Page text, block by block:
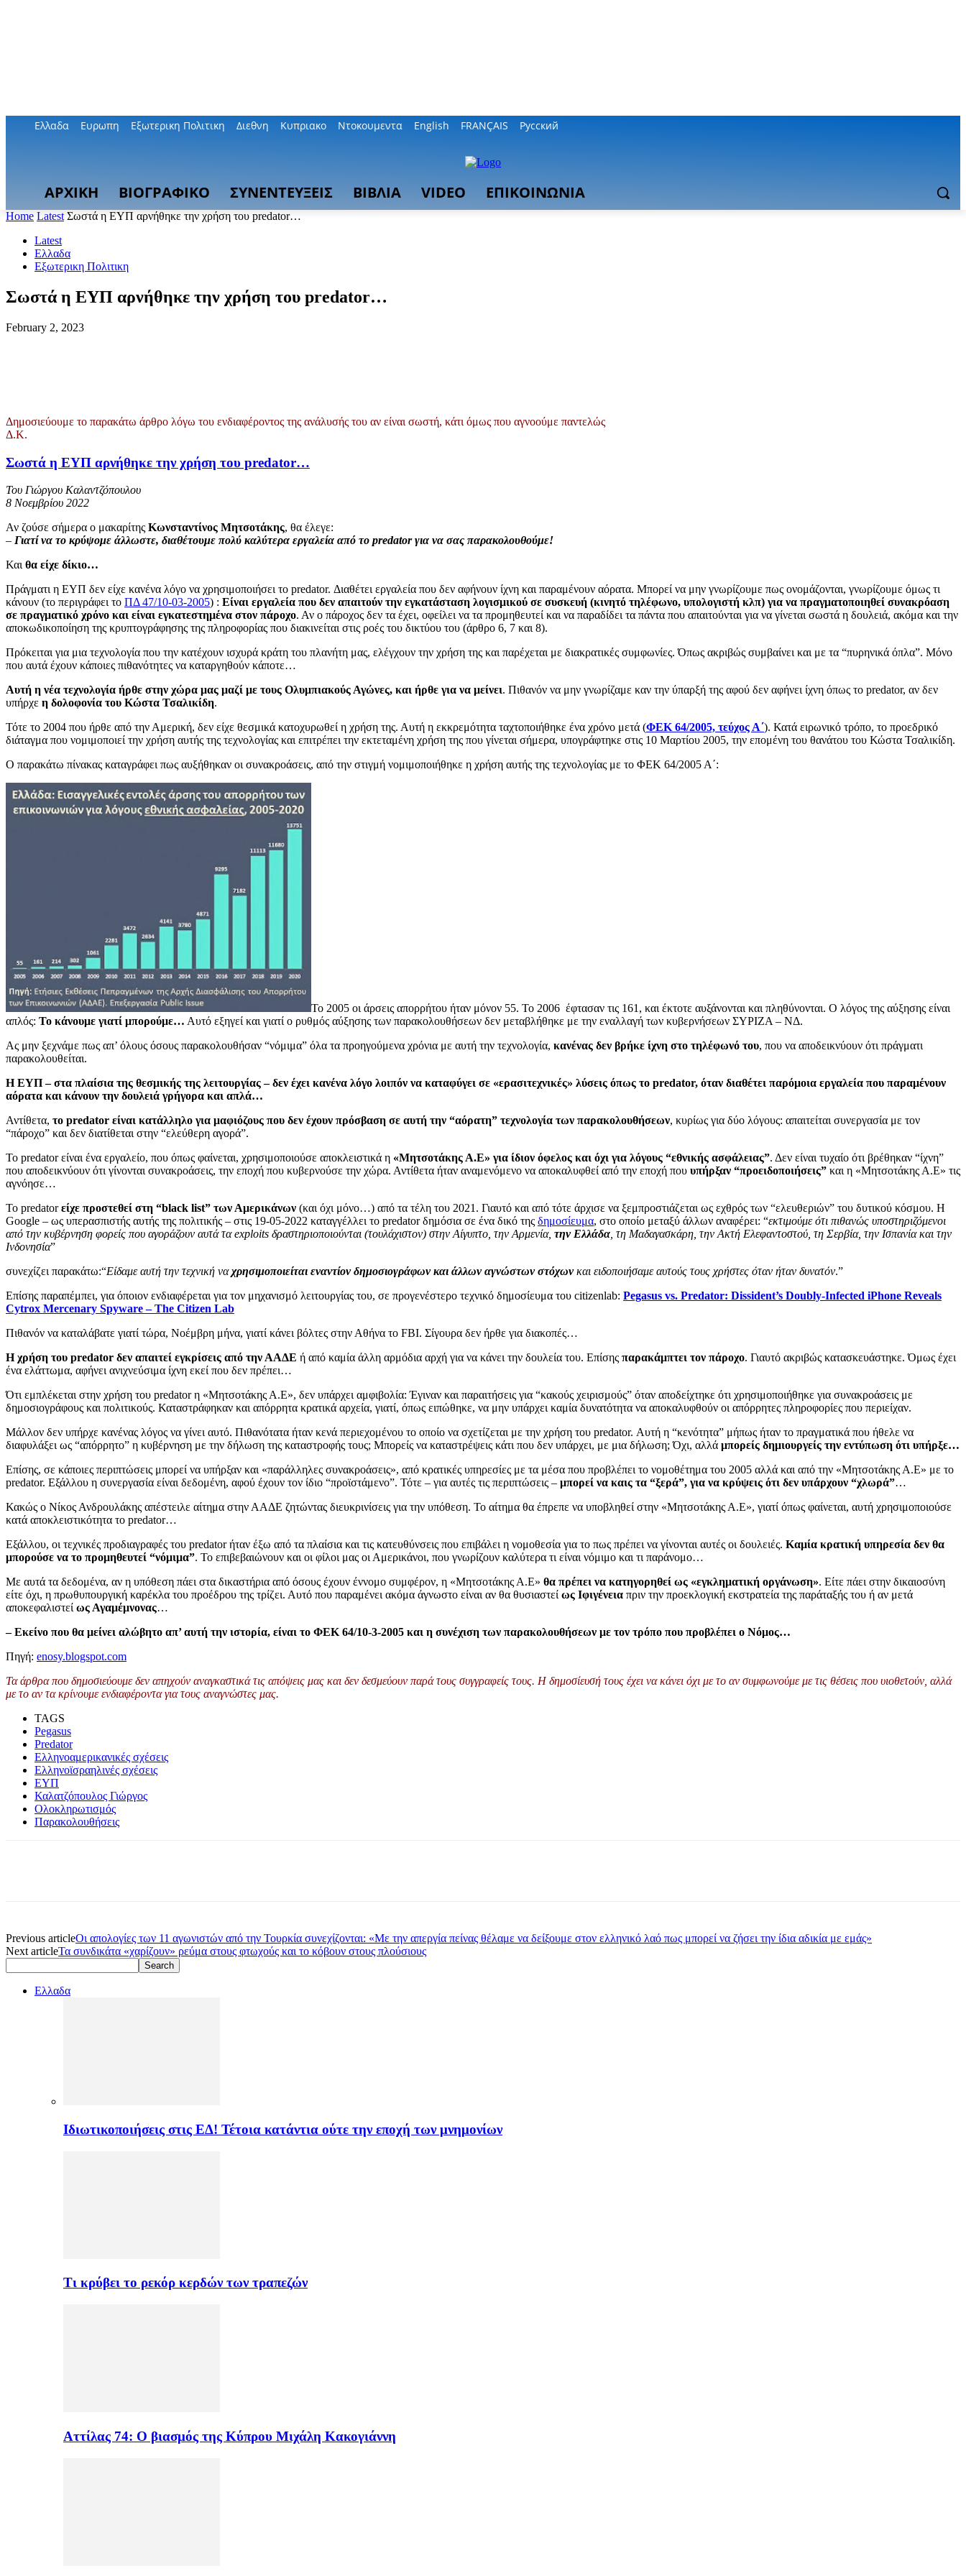
Ελλαδα Ευρωπη Εξωτερικη Πολιτικη Διεθνη Κυπριακο Ντοκουμεντα English FRANÇAIS Русский
ΑΡΧΙΚΗ ΒΙΟΓΡΑΦΙΚΟ ΣΥΝΕΝΤΕΥΞΕΙΣ ΒΙΒΛΙΑ VIDEO ΕΠΙΚΟΙΝΩΝΙΑ
Home Latest Σωστά η ΕΥΠ αρνήθηκε την χρήση του predator…
Latest
Ελλαδα
Εξωτερικη Πολιτικη
Σωστά η ΕΥΠ αρνήθηκε την χρήση του predator…
February 2, 2023
Δημοσιεύουμε το παρακάτω άρθρο λόγω του ενδιαφέροντος της ανάλυσής του αν είναι σωστή, κάτι όμως που αγνοούμε παντελώς
Δ.Κ.
Σωστά η ΕΥΠ αρνήθηκε την χρήση του predator…
Του Γιώργου Καλαντζόπουλου
8 Νοεμβρίου 2022
Αν ζούσε σήμερα ο μακαρίτης Κωνσταντίνος Μητσοτάκης, θα έλεγε:
– Γιατί να το κρύψομε άλλωστε, διαθέτουμε πολύ καλύτερα εργαλεία από το predator για να σας παρακολουθούμε!
Και θα είχε δίκιο…
Πράγματι η ΕΥΠ δεν είχε κανένα λόγο να χρησιμοποιήσει το predator. Διαθέτει εργαλεία που δεν αφήνουν ίχνη και παραμένουν αόρατα. Μπορεί να μην γνωρίζουμε πως ονομάζονται, γνωρίζουμε όμως τι
κάνουν (το περιγράφει το ΠΔ 47/10-03-2005) : Είναι εργαλεία που δεν απαιτούν την εγκατάσταση λογισμικού σε συσκευή (κινητό τηλέφωνο, υπολογιστή κλπ) για να πραγματοποιηθεί συνακρόαση
σε πραγματικό χρόνο και είναι εγκατεστημένα στον πάροχο. Αν ο πάροχος δεν τα έχει, οφείλει να τα προμηθευτεί και να παραδίδει τα πάντα που απαιτούνται για να γίνεται σωστά η δουλειά, ακόμα και την
αποκωδικοποίηση της κρυπτογράφησης της πληροφορίας που διακινείται στις ροές του δικτύου του (άρθρο 6, 7 και 8).
Πρόκειται για μια τεχνολογία που την κατέχουν ισχυρά κράτη του πλανήτη μας, ελέγχουν την χρήση της και παρέχεται με διακρατικές συμφωνίες. Όπως ακριβώς συμβαίνει και με τα “πυρηνικά όπλα”. Μόνο
που αυτά έχουν κάποιες πιθανότητες να καταργηθούν κάποτε…
Αυτή η νέα τεχνολογία ήρθε στην χώρα μας μαζί με τους Ολυμπιακούς Αγώνες, και ήρθε για να μείνει. Πιθανόν να μην γνωρίζαμε καν την ύπαρξή της αφού δεν αφήνει ίχνη όπως το predator, αν δεν
υπήρχε η δολοφονία του Κώστα Τσαλικίδη.
Τότε το 2004 που ήρθε από την Αμερική, δεν είχε θεσμικά κατοχυρωθεί η χρήση της. Αυτή η εκκρεμότητα ταχτοποιήθηκε ένα χρόνο μετά (ΦΕΚ 64/2005, τεύχος Α΄). Κατά ειρωνικό τρόπο, το προεδρικό
διάταγμα που νομιμοποιεί την χρήση αυτής της τεχνολογίας και επιτρέπει την εκτεταμένη χρήση της που γίνεται σήμερα, υπογράφτηκε στις 10 Μαρτίου 2005, την επομένη του θανάτου του Κώστα Τσαλικίδη.
Ο παρακάτω πίνακας καταγράφει πως αυξήθηκαν οι συνακροάσεις, από την στιγμή νομιμοποιήθηκε η χρήση αυτής της τεχνολογίας με το ΦΕΚ 64/2005 Α΄:
Το 2005 οι άρσεις απορρήτου ήταν μόνον 55. Το 2006 έφτασαν τις 161, και έκτοτε αυξάνονται και πληθύνονται. Ο λόγος της αύξησης είναι
απλός: Το κάνουμε γιατί μπορούμε… Αυτό εξηγεί και γιατί ο ρυθμός αύξησης των παρακολουθήσεων δεν μεταβλήθηκε με την εναλλαγή των κυβερνήσεων ΣΥΡΙΖΑ – ΝΔ.
Ας μην ξεχνάμε πως απ’ όλους όσους παρακολουθήσαν “νόμιμα” όλα τα προηγούμενα χρόνια με αυτή την τεχνολογία, κανένας δεν βρήκε ίχνη στο τηλέφωνό του, που να αποδεικνύουν ότι πράγματι
παρακολουθείται.
Η ΕΥΠ – στα πλαίσια της θεσμικής της λειτουργίας – δεν έχει κανένα λόγο λοιπόν να καταφύγει σε «ερασιτεχνικές» λύσεις όπως το predator, όταν διαθέτει παρόμοια εργαλεία που παραμένουν
αόρατα και κάνουν την δουλειά γρήγορα και απλά…
Αντίθετα, το predator είναι κατάλληλο για μαφιόζους που δεν έχουν πρόσβαση σε αυτή την “αόρατη” τεχνολογία των παρακολουθήσεων, κυρίως για δύο λόγους: απαιτείται συνεργασία με τον
“πάροχο” και δεν διατίθεται στην “ελεύθερη αγορά”.
Το predator είναι ένα εργαλείο, που όπως φαίνεται, χρησιμοποιούσε αποκλειστικά η «Μητσοτάκης Α.Ε» για ίδιον όφελος και όχι για λόγους “εθνικής ασφάλειας”. Δεν είναι τυχαίο ότι βρέθηκαν “ίχνη”
που αποδεικνύουν ότι γίνονται συνακροάσεις, την εποχή που κυβερνούσε την χώρα. Αντίθετα ήταν αναμενόμενο να αποκαλυφθεί από την εποχή που υπήρξαν “προειδοποιήσεις” και η «Μητσοτάκης Α.Ε» τις
αγνόησε…
Το predatorείχε προστεθεί στη “black list” των Αμερικάνων (και όχι μόνο…) από τα τέλη του 2021. Γιαυτό και από τότε άρχισε να ξεμπροστιάζεται ως εχθρός των “ελευθεριών” του δυτικού κόσμου. Η
Google – ως υπερασπιστής αυτής της πολιτικής – στις 19-05-2022 καταγγέλλει το predator δημόσια σε ένα δικό της δημοσίευμα, στο οποίο μεταξύ άλλων αναφέρει: “εκτιμούμε ότι πιθανώς υποστηριζόμενοι
από την κυβέρνηση φορείς που αγοράζουν αυτά τα exploits δραστηριοποιούνται (τουλάχιστον) στην Αίγυπτο, την Αρμενία, την Ελλάδα , τη Μαδαγασκάρη, την Ακτή Ελεφαντοστού, τη Σερβία, την Ισπανία και την
Ινδονησία”
συνεχίζει παρακάτω:“Είδαμε αυτή την τεχνική ναχρησιμοποιείται εναντίον δημοσιογράφων και άλλων αγνώστων στόχωνκαι ειδοποιήσαμε αυτούς τους χρήστες όταν ήταν δυνατόν.”
Επίσης παραπέμπει, για όποιον ενδιαφέρεται για τον μηχανισμό λειτουργίας του, σε προγενέστερο τεχνικό δημοσίευμα του citizenlab: Pegasus vs. Predator: Dissident’s Doubly-Infected iPhone Reveals
Cytrox Mercenary Spyware – The Citizen Lab
Πιθανόν να καταλάβατε γιατί τώρα, Νοέμβρη μήνα, γιατί κάνει βόλτες στην Αθήνα το FBI. Σίγουρα δεν ήρθε για διακοπές…
Η χρήση του predator δεν απαιτεί εγκρίσεις από την ΑΑΔΕ ή από καμία άλλη αρμόδια αρχή για να κάνει την δουλεία του. Επίσης παρακάμπτει τον πάροχο. Γιαυτό ακριβώς κατασκευάστηκε. Όμως έχει
ένα ελάττωμα, αφήνει ανιχνεύσιμα ίχνη εκεί που δεν πρέπει…
Ότι εμπλέκεται στην χρήση του predator η «Μητσοτάκης Α.Ε», δεν υπάρχει αμφιβολία: Έγιναν και παραιτήσεις για “κακούς χειρισμούς” όταν αποδείχτηκε ότι χρησιμοποιήθηκε για συνακροάσεις με
δημοσιογράφους και πολιτικούς. Καταστράφηκαν και απόρρητα κρατικά αρχεία, γιατί, όπως ειπώθηκε, να μην υπάρχει καμία δυνατότητα να αποκαλυφθούν οι απόρρητες πληροφορίες που περιείχαν.
Μάλλον δεν υπήρχε κανένας λόγος να γίνει αυτό. Πιθανότατα ήταν κενά περιεχομένου το οποίο να σχετίζεται με την χρήση του predator. Αυτή η “κενότητα” μήπως ήταν το πραγματικά που ήθελε να
διαφυλάξει ως “απόρρητο” η κυβέρνηση με την δήλωση της καταστροφής τους; Μπορείς να καταστρέψεις κάτι που δεν υπάρχει, με μια δήλωση; Όχι, αλλά μπορείς δημιουργείς την εντύπωση ότι υπήρξε…
Επίσης, σε κάποιες περιπτώσεις μπορεί να υπήρξαν και «παράλληλες συνακροάσεις», από κρατικές υπηρεσίες με τα μέσα που προβλέπει το νομοθέτημα του 2005 αλλά και από την «Μητσοτάκης Α.Ε» με το
predator. Εξάλλου η συνεργασία είναι δεδομένη, αφού έχουν τον ίδιο “προϊστάμενο”. Τότε – για αυτές τις περιπτώσεις – μπορεί να καις τα “ξερά”, για να κρύψεις ότι δεν υπάρχουν “χλωρά”…
Κακώς ο Νίκος Ανδρουλάκης απέστειλε αίτημα στην ΑΑΔΕ ζητώντας διευκρινίσεις για την υπόθεση. Το αίτημα θα έπρεπε να υποβληθεί στην «Μητσοτάκης Α.Ε», γιατί όπως φαίνεται, αυτή χρησιμοποιούσε
κατά αποκλειστικότητα το predator…
Εξάλλου, οι τεχνικές προδιαγραφές του predator ήταν έξω από τα πλαίσια και τις κατευθύνσεις που επιβάλει η νομοθεσία για το πως πρέπει να γίνονται αυτές οι δουλειές. Καμία κρατική υπηρεσία δεν θα
μπορούσε να το προμηθευτεί “νόμιμα”. Το επιβεβαιώνουν και οι φίλοι μας οι Αμερικάνοι, που γνωρίζουν καλύτερα τι είναι νόμιμο και τι παράνομο…
Με αυτά τα δεδομένα, αν η υπόθεση πάει στα δικαστήρια από όσους έχουν έννομο συμφέρον, η «Μητσοτάκης Α.Ε» θα πρέπει να κατηγορηθεί ως «εγκληματική οργάνωση». Είτε πάει στην δικαιοσύνη
είτε όχι, η πρωθυπουργική καρέκλα του προέδρου της τρίζει. Αυτό που παραμένει ακόμα άγνωστο είναι αν θα θυσιαστεί ως Ιφιγένεια πριν την προεκλογική εκστρατεία της παράταξής του ή αν μετά
αποκεφαλιστεί ως Αγαμέμνονας…
– Εκείνο που θα μείνει αλώβητο απ’ αυτή την ιστορία, είναι το ΦΕΚ 64/10-3-2005 και η συνέχιση των παρακολουθήσεων με τον τρόπο που προβλέπει ο Νόμος…
Πηγή: enosy.blogspot.com
Τα άρθρα που δημοσιεύουμε δεν απηχούν αναγκαστικά τις απόψεις μας και δεν δεσμεύουν παρά τους συγγραφείς τους. Η δημοσίευσή τους έχει να κάνει όχι με το αν συμφωνούμε με τις θέσεις που υιοθετούν, αλλά
με το αν τα κρίνουμε ενδιαφέροντα για τους αναγνώστες μας.
TAGS
Pegasus
Predator
Ελληνοαμερικανικές σχέσεις
Ελληνοϊσραηλινές σχέσεις
ΕΥΠ
Καλατζόπουλος Γιώργος
Ολοκληρωτισμός
Παρακολουθήσεις
Previous articleΟι απολογίες των 11 αγωνιστών από την Τουρκία συνεχίζονται: «Με την απεργία πείνας θέλαμε να δείξουμε στον ελληνικό λαό πως μπορεί να ζήσει την ίδια αδικία με εμάς»
Next articleΤα συνδικάτα «χαρίζουν» ρεύμα στους φτωχούς και το κόβουν στους πλούσιους
Ελλαδα
Ιδιωτικοποιήσεις στις ΕΔ! Τέτοια κατάντια ούτε την εποχή των μνημονίων
Τι κρύβει το ρεκόρ κερδών των τραπεζών
Αττίλας 74: Ο βιασμός της Κύπρου Μιχάλη Κακογιάννη